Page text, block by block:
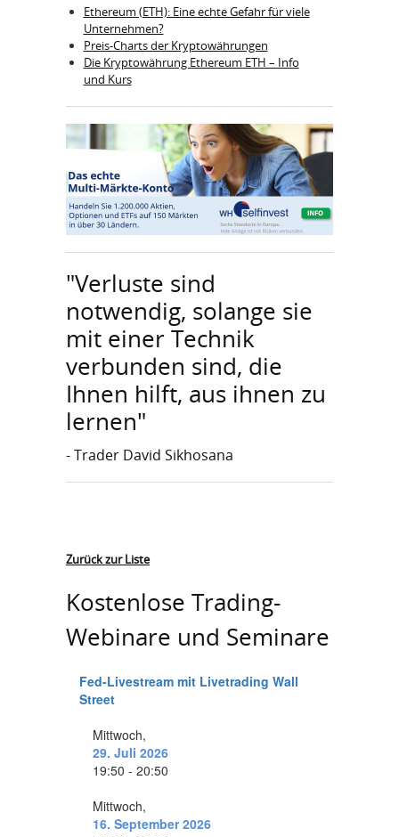
Ethereum (ETH): Eine echte Gefahr für viele
Unternehmen?
Preis-Charts der Kryptowährungen
Die Kryptowährung Ethereum ETH – Info
und Kurs
"Verluste sind
notwendig, solange sie
mit einer Technik
verbunden sind, die
Ihnen hilft, aus ihnen zu
lernen"
- Trader David Sikhosana
Zurück zur Liste
Kostenlose Trading-
Webinare und Seminare